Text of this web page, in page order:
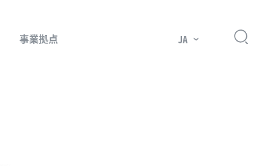
事業拠点 JA